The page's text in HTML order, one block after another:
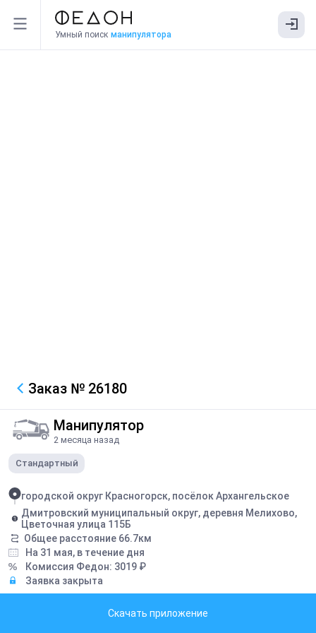
Умный поиск манипулятора
Заказ № 26180
Манипулятор
2 месяца назад
Стандартный
городской округ Красногорск, посёлок Архангельское
Дмитровский муниципальный округ, деревня Мелихово,
Цветочная улица 115Б
Общее расстояние 66.7км
На 31 мая, в течение дня
Комиссия Федон: 3019 ₽
Заявка закрыта
Грузоподъемность борта:12 тонн
Скачать приложение